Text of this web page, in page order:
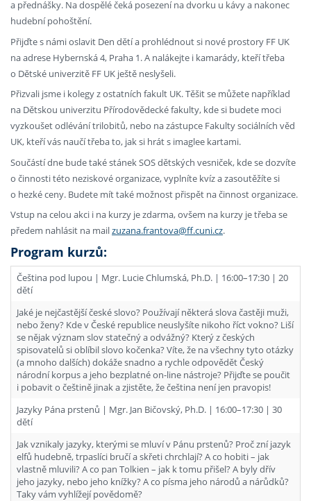
a přednášky. Na dospělé čeká posezení na dvorku u kávy a nakonec
hudební pohoštění.
Přijďte s námi oslavit Den dětí a prohlédnout si nové prostory FF UK
na adrese Hybernská 4, Praha 1. A nalákejte i kamarády, kteří třeba
o Dětské univerzitě FF UK ještě neslyšeli.
Přizvali jsme i kolegy z ostatních fakult UK. Těšit se můžete například
na Dětskou univerzitu Přírodovědecké fakulty, kde si budete moci
vyzkoušet odlévání trilobitů, nebo na zástupce Fakulty sociálních věd
UK, kteří vás naučí třeba to, jak si hrát s imaglee kartami.
Součástí dne bude také stánek SOS dětských vesniček, kde se dozvíte
o činnosti této neziskové organizace, vyplníte kvíz a zasoutěžíte si
o hezké ceny. Budete mít také možnost přispět na činnost organizace.
Vstup na celou akci i na kurzy je zdarma, ovšem na kurzy je třeba se
předem nahlásit na mailzuzana.frantova@ff.cuni.cz.
Program kurzů:
Čeština pod lupou | Mgr. Lucie Chlumská, Ph.D. | 16:00–17:30 | 20
dětí
Jaké je nejčastější české slovo? Používají některá slova častěji muži,
nebo ženy? Kde v České republice neuslyšíte nikoho říct vokno? Liší
se nějak význam slov statečný a odvážný? Který z českých
spisovatelů si oblíbil slovo kočenka? Víte, že na všechny tyto otázky
(a mnoho dalších) dokáže snadno a rychle odpovědět Český
národní korpus a jeho bezplatné on-line nástroje? Přijďte se poučit
i pobavit o češtině jinak a zjistěte, že čeština není jen pravopis!
Jazyky Pána prstenů | Mgr. Jan Bičovský, Ph.D. | 16:00–17:30 | 30
dětí
Jak vznikaly jazyky, kterými se mluví v Pánu prstenů? Proč zní jazyk
elfů hudebně, trpaslíci bručí a skřeti chrchlají? A co hobiti – jak
vlastně mluvili? A co pan Tolkien – jak k tomu přišel? A byly dřív
jeho jazyky, nebo jeho knížky? A co písma jeho národů a nárůdků?
Taky vám vyhlížejí povědomě?